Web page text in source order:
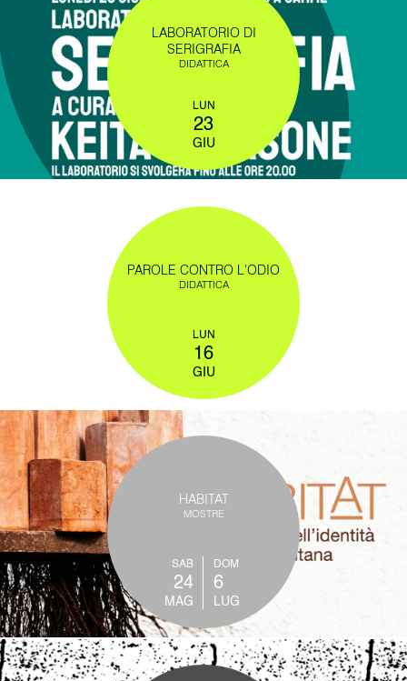
LABORATORIO DI
SERIGRAFIA
DIDATTICA
LUN
23
GIU
PAROLE CONTRO L'ODIO
DIDATTICA
LUN
16
GIU
HABITAT
MOSTRE
SAB
24
MAG
DOM
6
LUG